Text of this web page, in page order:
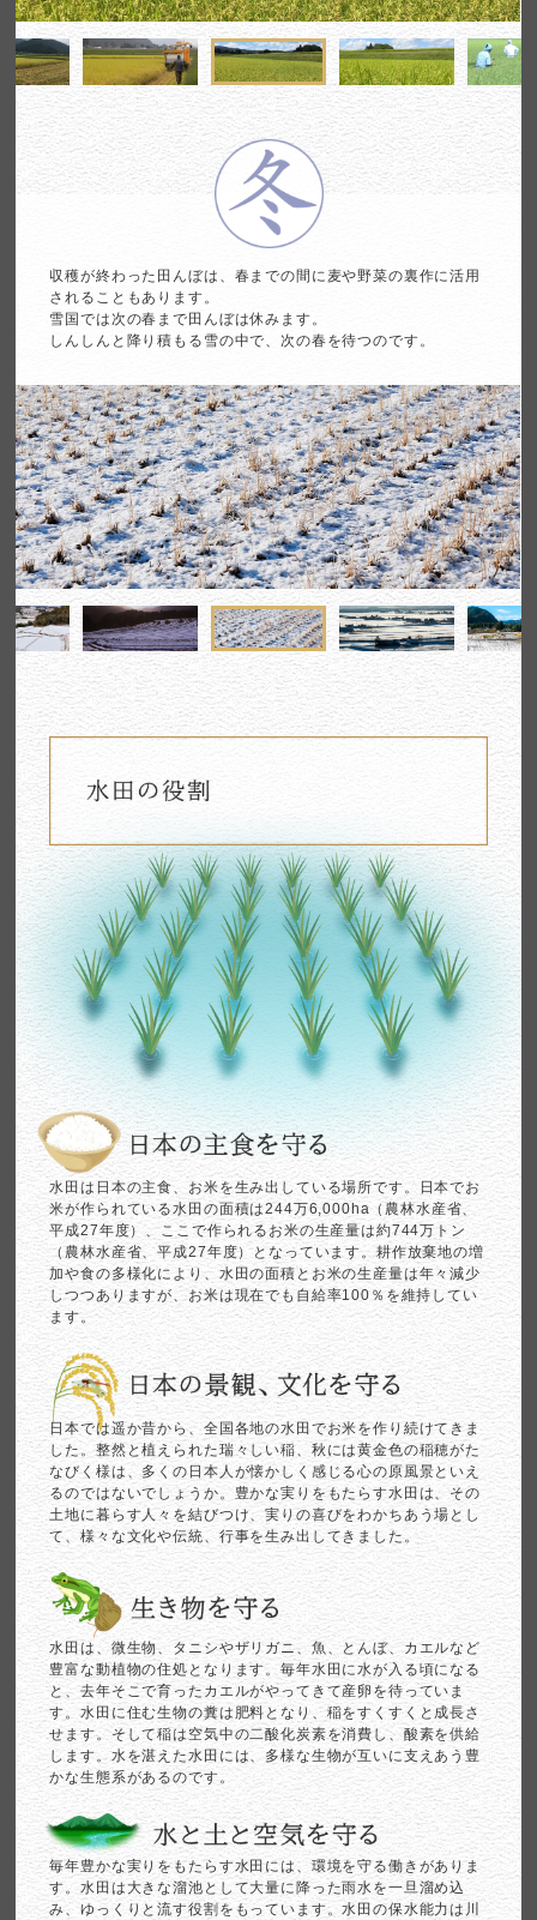
収穫が終わった田んぼは、春までの間に麦や野菜の裏作に活用
される こともあります。
雪国では次の春まで田んぼは休みます。
しんしんと降り積もる雪の中で、次の春を待つのです。
水田は日本の主食、お米を生み出している場所です。日本でお
米が作られている水田の面積は244万6,000ha（農林水産省、
平成27年度）、ここで作られるお米の生産量は約744万トン
（農林水産省、平成27年度）となっています。耕作放棄地の増
加や食の多様化により、水田の面積とお米の生産量は年々減少
しつつありますが、お米は現在でも自給率100％を維持してい
ます。
日本では遥か昔から、全国各地の水田でお米を作り続けてきま
した。整然と植えられた瑞々しい稲、秋には黄金色の稲穂がた
なびく様は、多くの日本人が懐かしく感じる心の原風景といえ
るのではないでしょうか。豊かな実りをもたらす水田は、その
土地に暮らす人々を結びつけ、実りの喜びをわかちあう場とし
て、様々な文化や伝統、行事を生み出してきました。
水田は、微生物、タニシやザリガニ、魚、とんぼ、カエルなど
豊富な動植物の住処となります。毎年水田に水が入る頃になる
と、去年そこで育ったカエルがやってきて産卵を待っていま
す。水田に住む生物の糞は肥料となり、稲をすくすくと成長さ
せます。そして稲は空気中の二酸化炭素を消費し、酸素を供給
します。水を湛えた水田には、多様な生物が互いに支えあう豊
かな生態系があるのです。
毎年豊かな実りをもたらす水田には、環境を守る働きがありま
す。水田は大きな溜池として大量に降った雨水を一旦溜め込
み、ゆっくりと流す役割をもっています。水田の保水能力は川